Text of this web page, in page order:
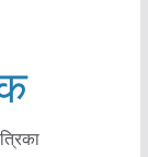
छ :